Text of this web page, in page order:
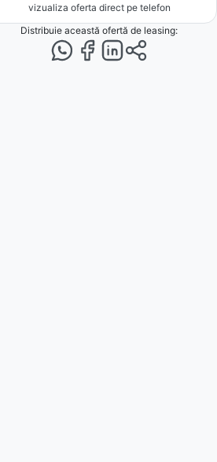
vizualiza oferta direct pe telefon
Distribuie această ofertă de leasing: